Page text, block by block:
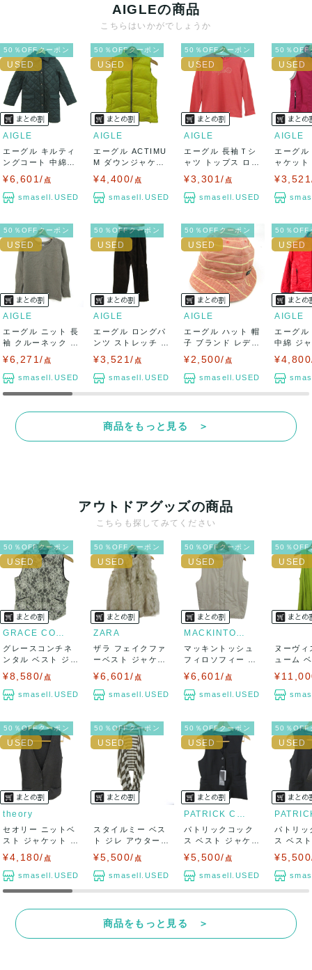
送料：¥1,650 (見込み)
送料表を確認する
出荷目安：5営業日以内
出荷予定日：なるべく最短で発送致します。
兵庫県から出荷
AIGLEの商品
こちらはいかがでしょうか
50％OFFクーポン
AIGLE
エーグル キルティ
ングコート 中綿コ
¥6,601/ 点
smasell.USED
50％OFFクーポン
AIGLE
エーグル ACTIMU
M ダウンジャケッ
¥4,400/ 点
smasell.USED
50％OFFクーポン
AIGLE
エーグル 長袖Ｔシ
ャツ トップス ロゴ
¥3,301/ 点
smasell.USED
50％OFF
AIGLE
エーグ
ャケット
50％OFFクーポン
AIGLE
エーグル ニット 長
袖 クルーネック ウ
ール混 ト...
¥6,271/ 点
smasell.USED
50％OFFクーポン
AIGLE
エーグル ロングパ
ンツ ストレッチ コ
ーデュロイ ...
¥3,521/ 点
smasell.USED
50％OFFクーポン
AIGLE
エーグル ハット 帽
子 ブランド レディ
ース ピン...
¥2,500/ 点
smasell.USED
50％OFF
AIGLE
エーグル
中綿 ジ
ウトド
商品をもっと見る ＞
アウトドアグッズの商品
こちらも探してみてください
50％OFFクーポン
GRACE CONTINENTAL
グレースコンチネ
ンタル ベスト ジャ
¥8,580/ 点
smasell.USED
50％OFFクーポン
ZARA
ザラ フェイクファ
ーベスト ジャケッ
¥6,601/ 点
smasell.USED
50％OFFクーポン
MACKINTOSH PHILOSOP...
マッキントッシュ
フィロソフィー ベ
¥6,601/ 点
smasell.USED
50％OFF
ヌーヴィ
ューム
50％OFFクーポン
theory
セオリー ニットベ
スト ジャケット ア
¥4,180/ 点
smasell.USED
50％OFFクーポン
スタイルミー ベス
ト ジレ アウター
¥5,500/ 点
smasell.USED
50％OFFクーポン
パトリックコック
ス ベスト ジャケッ
¥5,500/ 点
smasell.USED
50％OFF
パトリッ
ス ベス
商品をもっと見る ＞